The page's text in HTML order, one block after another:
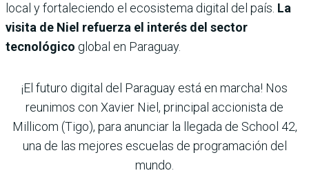
local y fortaleciendo el ecosistema digital del país. La
visita de Niel refuerza el interés del sector
tecnológico global en Paraguay.
¡El futuro digital del Paraguay está en marcha! Nos
reunimos con Xavier Niel, principal accionista de
Millicom (Tigo), para anunciar la llegada de School 42,
una de las mejores escuelas de programación del
mundo.